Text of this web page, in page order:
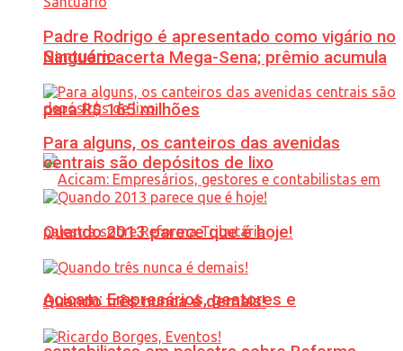
Ninguém acerta Mega-Sena; prêmio acumula
para R$ 165 milhões
Acicam: Empresários, gestores e
Padre Rodrigo é apresentado como vigário no
Santuário
Para alguns, os canteiros das avenidas
centrais são depósitos de lixo
Quando 2013 parece que é hoje!
Quando três nunca é demais!